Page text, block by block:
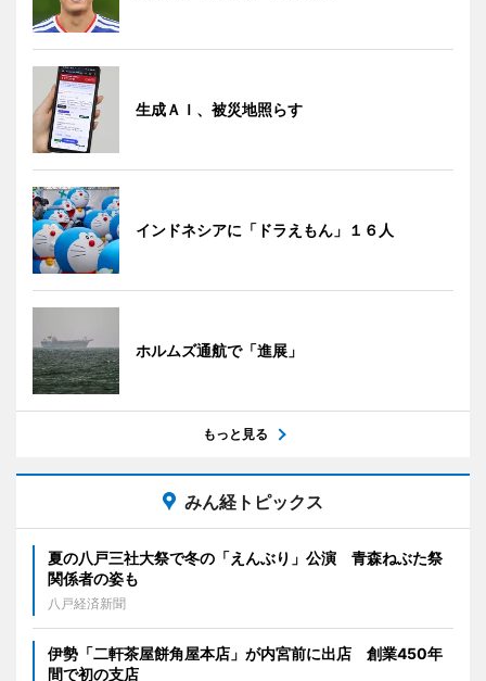
生成ＡＩ、被災地照らす
インドネシアに「ドラえもん」１６人
ホルムズ通航で「進展」
もっと見る
みん経トピックス
夏の八戸三社大祭で冬の「えんぶり」公演 青森ねぶた祭
関係者の姿も
八戸経済新聞
伊勢「二軒茶屋餅角屋本店」が内宮前に出店 創業450年
間で初の支店